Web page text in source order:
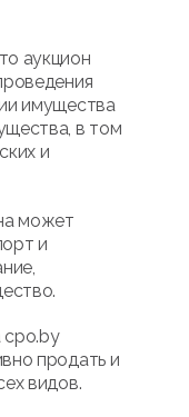
аукцион
имущества
в том
и
может
и
cpo.by
продать и
видов.